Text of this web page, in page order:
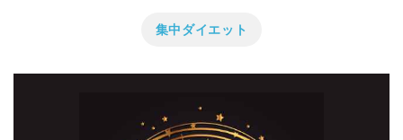
集中ダイエット